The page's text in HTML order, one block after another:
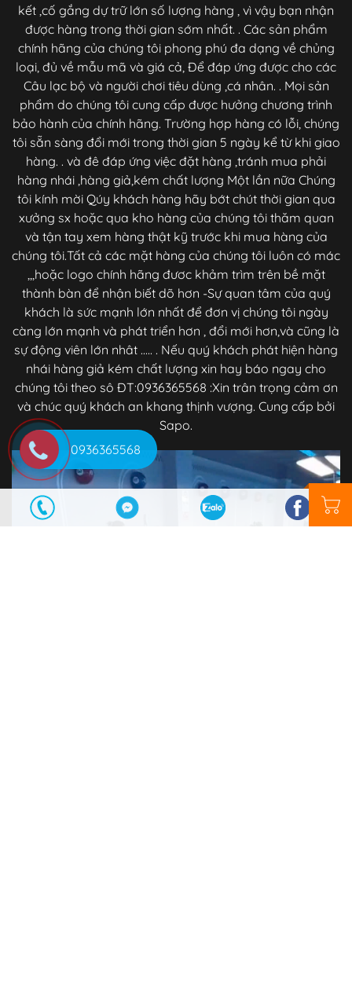
kết ,cố gắng dự trữ lớn số lượng hàng , vì vậy bạn nhận
được hàng trong thời gian sớm nhất. . Các sản phẩm
chính hãng của chúng tôi phong phú đa dạng về chủng
loại, đủ về mẫu mã và giá cả, Để đáp ứng được cho các
Câu lạc bộ và người chơi tiêu dùng ,cá nhân. . Mọi sản
phẩm do chúng tôi cung cấp được hưởng chương trình
bảo hành của chính hãng. Trường hợp hàng có lỗi, chúng
tôi sẵn sàng đổi mới trong thời gian 5 ngày kể từ khi giao
hàng. . và đê đáp ứng việc đặt hàng ,tránh mua phải
hàng nhái ,hàng giả,kém chất lượng Một lần nữa Chúng
tôi kính mời Qúy khách hàng hãy bớt chút thời gian qua
xưởng sx hoặc qua kho hàng của chúng tôi thăm quan
và tận tay xem hàng thật kỹ trước khi mua hàng của
chúng tôi.Tất cả các mặt hàng của chúng tôi luôn có mác
,,,hoặc logo chính hãng đươc khảm trìm trên bề mặt
thành bàn để nhận biết dõ hơn -Sự quan tâm của quý
khách là sức mạnh lớn nhất để đơn vị chúng tôi ngày
càng lớn mạnh và phát triển hơn , đổi mới hơn,và cũng là
sự động viên lớn nhât ..... . Nếu quý khách phát hiện hàng
nhái hàng giả kém chất lượng xin hay báo ngay cho
chúng tôi theo sô ĐT:0936365568 :Xin trân trọng cảm ơn
và chúc quý khách an khang thịnh vượng. Cung cấp bởi
Sapo.
0936365568